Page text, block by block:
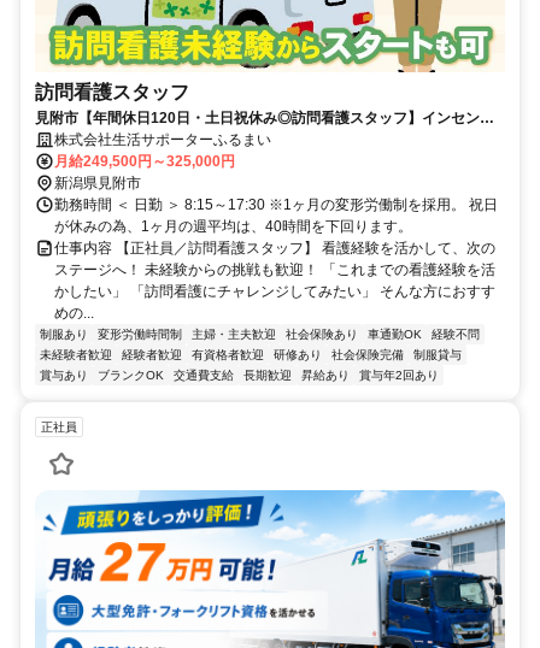
訪問看護スタッフ
見附市【年間休日120日・土日祝休み◎訪問看護スタッフ】インセンテ
ィブあり◎頑張りが収入に直結
株式会社生活サポーターふるまい
月給249,500円～325,000円
新潟県見附市
勤務時間 ＜ 日勤 ＞ 8:15～17:30 ※1ヶ月の変形労働制を採用。 祝日
が休みの為、1ヶ月の週平均は、40時間を下回ります。
仕事内容 【正社員／訪問看護スタッフ】 看護経験を活かして、次の
ステージへ！ 未経験からの挑戦も歓迎！ 「これまでの看護経験を活
かしたい」 「訪問看護にチャレンジしてみたい」 そんな方におすす
めの...
制服あり 変形労働時間制 主婦・主夫歓迎 社会保険あり 車通勤OK
経験不問
未経験者歓迎
経験者歓迎 有資格者歓迎 研修あり 社会保険完備
制服貸与
賞与あり
ブランクOK 交通費支給 長期歓迎 昇給あり 賞与年2回あり
正社員